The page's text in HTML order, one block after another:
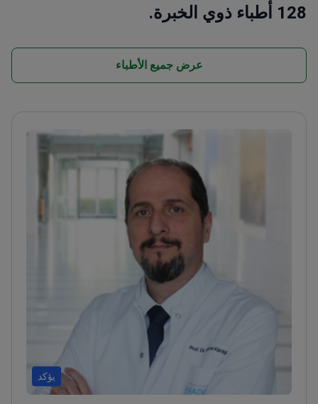
128 أطباء ذوي الخبرة.
عرض جميع الأطباء
يؤكد